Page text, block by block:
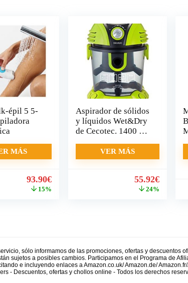
épil 5 5-
MÁS
El
precio
93.90€El
15%
Aspirador de sólidos
y líquidos Wet&Dry
de Cecotec. 1400 W.
de agua. Regulador
de Potencia. Función
VER MÁS
El
precio
55.92€El
precio
24%
sólo informamos de las promociones, ofertas y
sujetos a posibles cambios. Participamos en el Programa de
e incluyendo enlaces a Amazon.co.uk/ Amazon.de/
- Descuentos, ofertas y chollos online - Todos los derechos